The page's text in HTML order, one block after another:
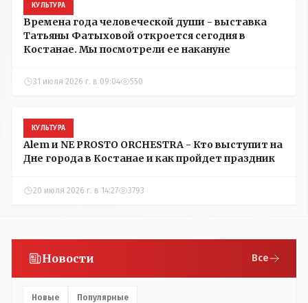
КУЛЬТУРА
Времена года человеческой души - выставка
Татьяны Фатыховой откроется сегодня в
Костанае. Мы посмотрели ее накануне
31 июля 2026 г. в 09:04 550
КУЛЬТУРА
Alem и NE PROSTO ORCHESTRA - Кто выступит на
Дне города в Костанае и как пройдет праздник
20 июля 2026 г. в 14:27 3793
Новости Все
Новые Популярные